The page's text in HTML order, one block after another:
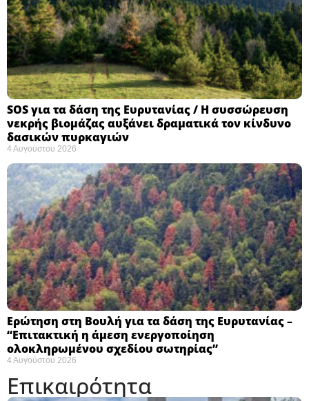
SOS για τα δάση της Ευρυτανίας / Η συσσώρευση
νεκρής βιομάζας αυξάνει δραματικά τον κίνδυνο
δασικών πυρκαγιών
4 Αυγούστου 2026
Ερώτηση στη Βουλή για τα δάση της Ευρυτανίας –
“Eπιτακτική η άμεση ενεργοποίηση
ολοκληρωμένου σχεδίου σωτηρίας”
4 Αυγούστου 2026
Επικαιρότητα